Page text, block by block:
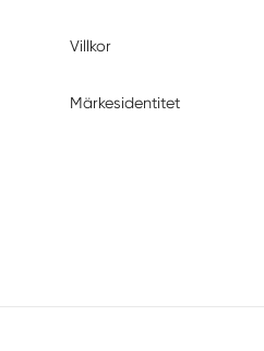
Villkor
Märkesidentitet